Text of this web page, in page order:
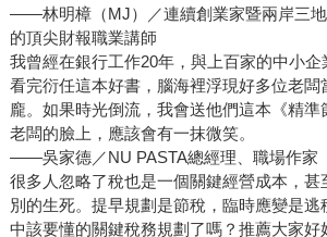
——林明樟（MJ）／連續創業家暨兩岸三
的頂尖財報職業講師
我曾經在銀行工作20年，與上百家的中小
看完衍任這本好書，腦海裡浮現好多位老闆
龐。如果時光倒流，我會送他們這本《精
老闆的臉上，應該會有一抹微笑。
——吳家德／NU PASTA總經理、職場作家
很多人忽略了稅也是一個關鍵經營成本，甚
別的生死。提早規劃是節稅，臨時應變是逃
中該要懂的關鍵稅務規劃了嗎？推薦大家好